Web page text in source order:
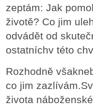
zeptám: Jak
životě? Co jim
odvádět od
ostatníchv této
Rozhodně
co jim
života